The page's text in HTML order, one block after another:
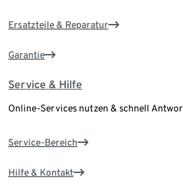
Ersatzteile & Reparatur
Garantie
Service & Hilfe
Online-Services nutzen & schnell
Service-Bereich
Hilfe & Kontakt